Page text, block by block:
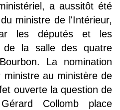
a aussitôt été
ministre de l'Intérieur,
les députés et les
de la salle des quatre
La nomination
ministre au ministère de
ouverte la question de
Collomb place